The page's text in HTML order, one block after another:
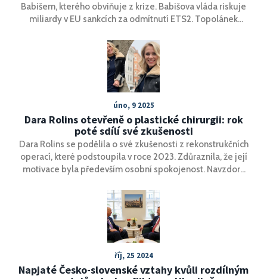
Babišem, kterého obviňuje z krize. Babišova vláda riskuje
miliardy v EU sankcích za odmítnutí ETS2. Topolánek
úno, 9 2025
Dara Rolins otevřeně o plastické chirurgii: rok
poté sdílí své zkušenosti
Dara Rolins se podělila o své zkušenosti z rekonstrukčních
operací, které podstoupila v roce 2023. Zdůraznila, že její
motivace byla především osobní spokojenost. Navzdory
otevřeně hovoří o právu každého člověka na vlastní obraz.
říj, 25 2024
Napjaté Česko-slovenské vztahy kvůli rozdílným